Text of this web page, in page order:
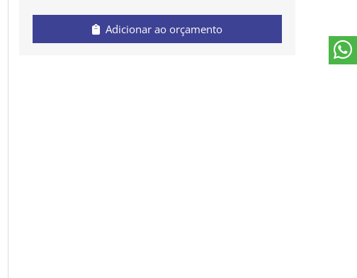
Adicionar ao orçamento